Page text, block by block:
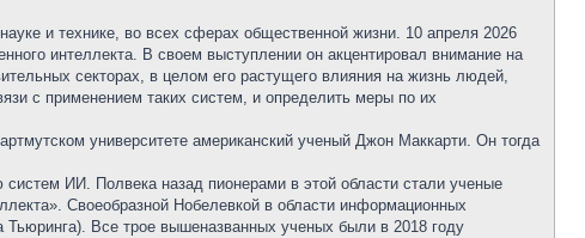
и технике, во всех сферах общественной жизни. 10 апреля 2026
интеллекта. В своем выступлении он акцентировал внимание на
секторах, в целом его растущего влияния на жизнь людей,
с применением таких систем, и определить меры по их
университете американский ученый Джон Маккарти. Он тогда
ИИ. Полвека назад пионерами в этой области стали ученые
Своеобразной Нобелевкой в области информационных
Тьюринга). Все трое вышеназванных ученых были в 2018 году